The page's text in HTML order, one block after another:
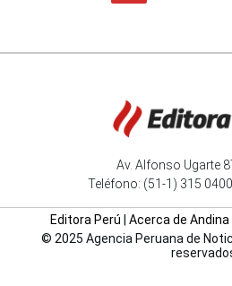
Av. Alfonso Ugarte
Teléfono: (51-1) 315
Editora Perú Acerca de Andina
© 2025 Agencia Peruana de